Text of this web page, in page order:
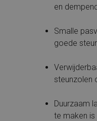
en
Smalle
goede
steunzolen
Duurzaam
te maken